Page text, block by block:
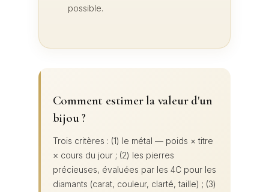
possible.
Comment estimer la valeur d'un
bijou ?
Trois critères : (1) le métal — poids × titre
× cours du jour ; (2) les pierres
précieuses, évaluées par les 4C pour les
diamants (carat, couleur, clarté, taille) ; (3)